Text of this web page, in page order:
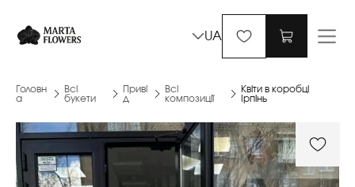
UA
Головн
а
Всі
букети
Приві
д
Всі
композиції
Квіти в коробці
Ірпінь